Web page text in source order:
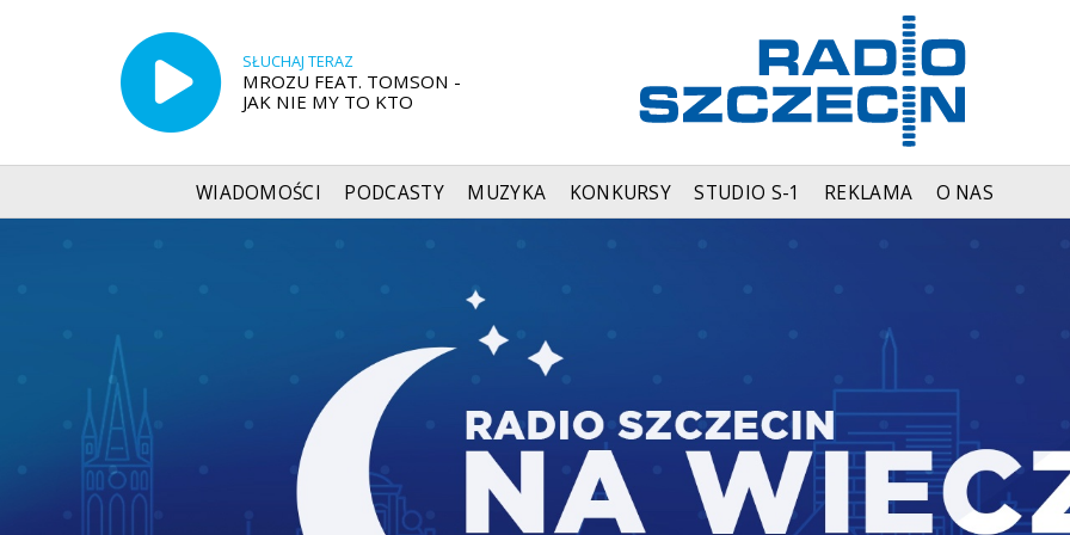
SŁUCHAJ TERAZ
MROZU FEAT. TOMSON -
JAK NIE MY TO KTO
WIADOMOŚCI PODCASTY MUZYKA KONKURSY STUDIO S-1 REKLAMA O NAS